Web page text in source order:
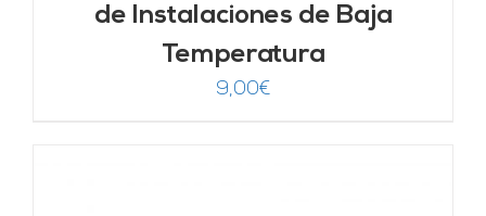
de Instalaciones de Baja
Temperatura
9,00€